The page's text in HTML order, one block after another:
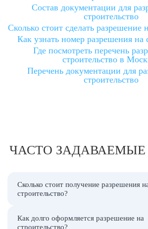
Состав документации для
строительство
Сколько стоит сделать разрешение
Как узнать номер разрешения на
Где посмотреть перечень
строительство в
Перечень документации для
строительство
ЧАСТО
Сколько стоит получение разрешения
строительство?
Как долго оформляется разрешение на
строительство?